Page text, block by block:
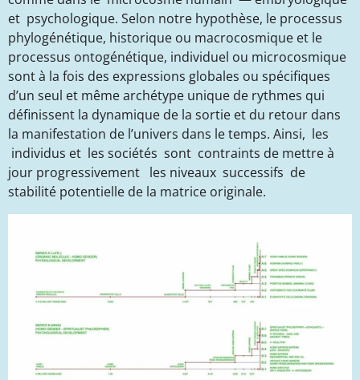
et psychologique. Selon notre hypothèse, le processus
phylogénétique, historique ou macrocosmique et le
processus ontogénétique, individuel ou microcosmique
sont à la fois des expressions globales ou spécifiques
d’un seul et même archétype unique de rythmes qui
définissent la dynamique de la sortie et du retour dans
la manifestation de l’univers dans le temps. Ainsi, les
individus et les sociétés sont contraints de mettre à
jour progressivement les niveaux successifs de
stabilité potentielle de la matrice originale.